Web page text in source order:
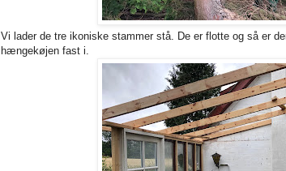
Vi lader de tre ikoniske stammer stå. De er flotte og så er
hængekøjen fast i.